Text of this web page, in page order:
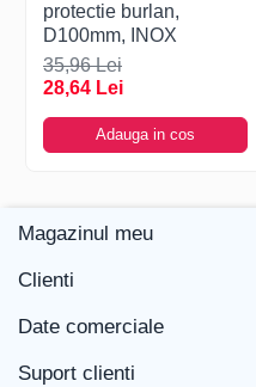
protectie burlan,
D100mm, INOX
35,96 Lei
28,64 Lei
Adauga in cos
Magazinul meu
Clienti
Date comerciale
Suport clienti